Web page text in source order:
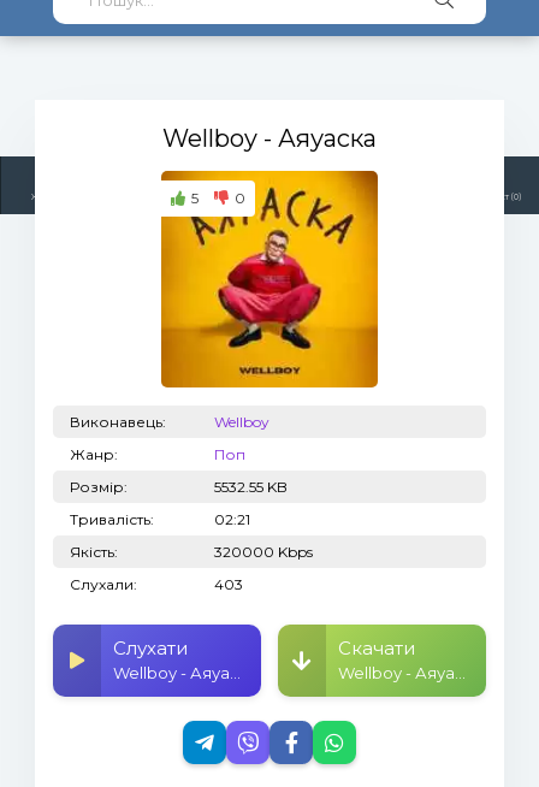
Жанри Топ 100 Тренди Плейлист (0)
Wellboy - Аяуаска
5 0
Виконавець:
Wellboy
Жанр:
Поп
Розмір:
5532.55 KB
Тривалість:
02:21
Якість:
320000 Kbps
Слухали:
403
Слухати Скачати